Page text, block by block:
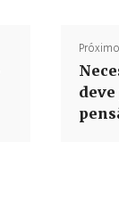
Próximo